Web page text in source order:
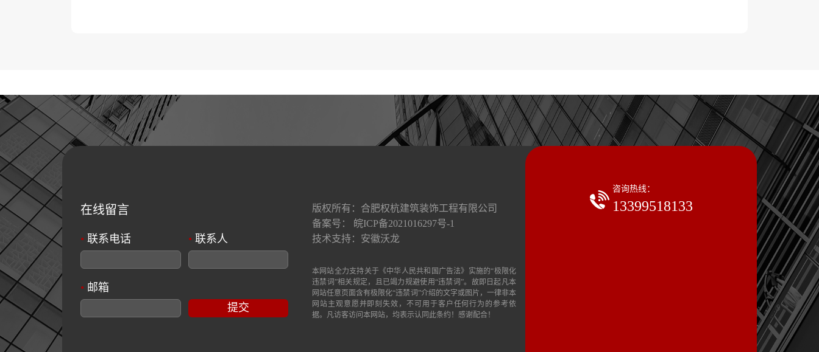
在线留言
• 联系电话 • 联系人
• 邮箱
提交
版权所有： 合肥权杭建筑装饰工程有限公司
备案号： 皖ICP备2021016297号-1
技术支持： 安徽沃龙
本网站全力支持关于《中华人民共和国广告法》实施的“极限化
违禁词”相关规定，且已竭力规避使用“违禁词”。故即日起凡本
网站任意页面含有极限化“违禁词”介绍的文字或图片，一律非本
网站主观意愿并即刻失效，不可用于客户任何行为的参考依
据。凡访客访问本网站，均表示认同此条约！感谢配合！
咨询热线：
13399518133